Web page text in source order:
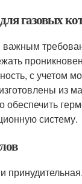
газовых
важным
с учетом
из
систему.
принудительная.